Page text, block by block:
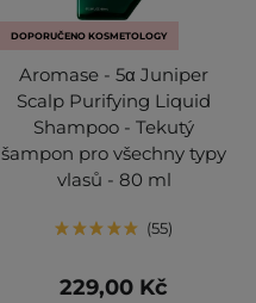
DOPORUČENO KOSMETOLOGY
Aromase - 5α Juniper
Scalp Purifying Liquid
Shampoo - Tekutý
šampon pro všechny typy
vlasů - 80 ml
55
229,00 Kč